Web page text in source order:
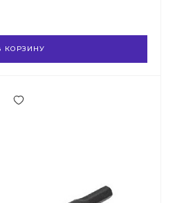
КОРЗИНУ